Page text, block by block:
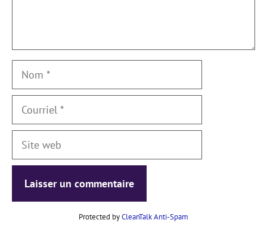
Nom
Courriel
Site
Protected byCleanTalk Anti-Spam